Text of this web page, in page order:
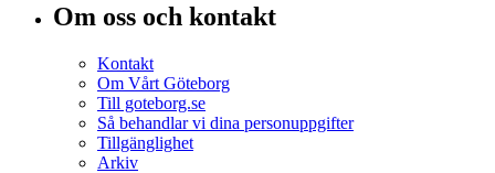
Om oss och kontakt
Kontakt
Om Vårt Göteborg
Till goteborg.se
Så behandlar vi dina personuppgifter
Tillgänglighet
Arkiv